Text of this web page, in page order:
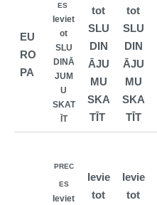
EU
RO
PA
ES
Ieviet
ot
SLU
DINĀ
JUM
U
SKAT
ĪT
tot
SLU
DIN
ĀJU
MU
SKA
TĪT
tot
SLU
DIN
ĀJU
MU
SKA
TĪT
PREC
ES
Ieviet
Ievie
tot
Ievie
tot